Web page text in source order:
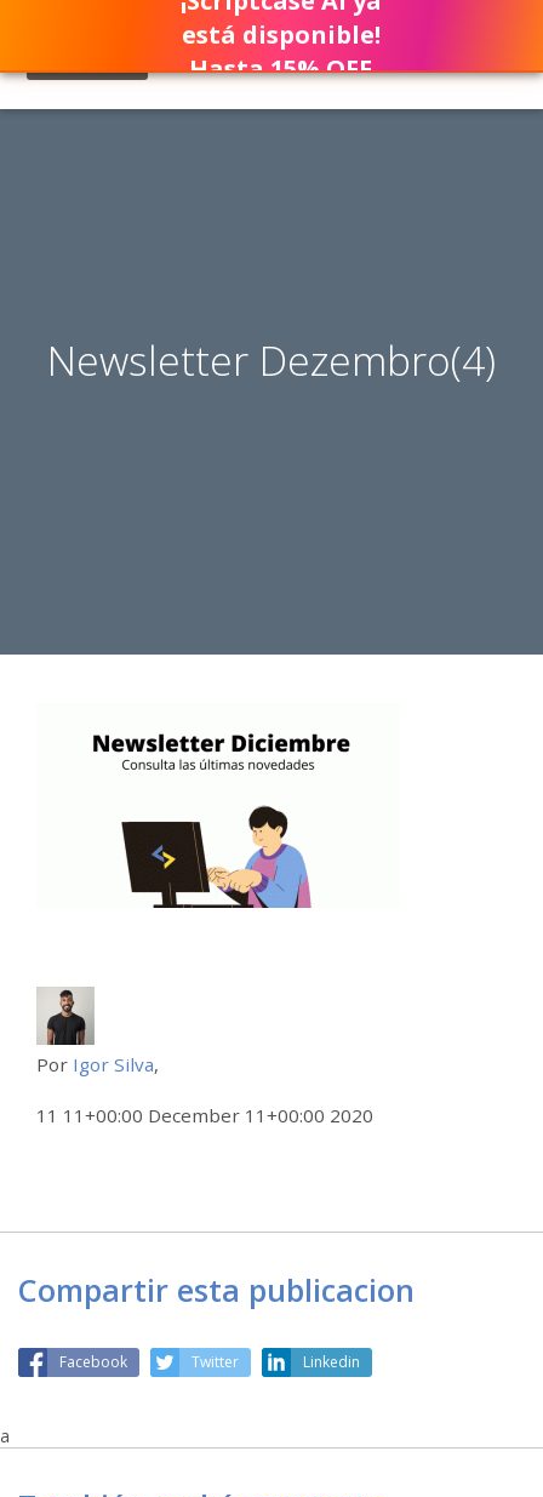
Newsletter Dezembro(4)
Por Igor Silva,
11 11+00:00 December 11+00:00 2020
Compartir esta publicacion
Facebook Twitter Linkedin
a
está disponible!
Hasta 15% OFF